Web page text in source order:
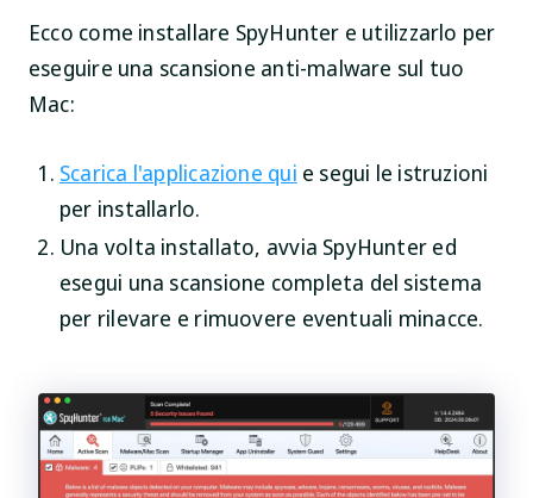
Ecco come installare SpyHunter e utilizzarlo per
eseguire una scansione anti-malware sul tuo
Mac:
Scarica l'applicazione qui e segui le istruzioni
per installarlo.
Una volta installato, avvia SpyHunter ed
esegui una scansione completa del sistema
per rilevare e rimuovere eventuali minacce.